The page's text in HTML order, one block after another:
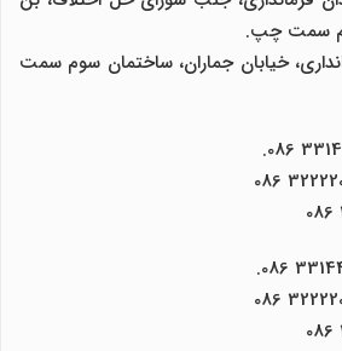
سمت چپ.
خیابان جماران، ساختمان سوم سمت